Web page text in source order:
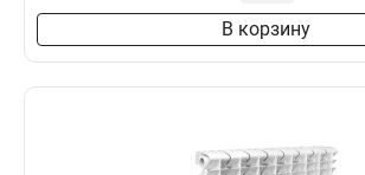
В корзину